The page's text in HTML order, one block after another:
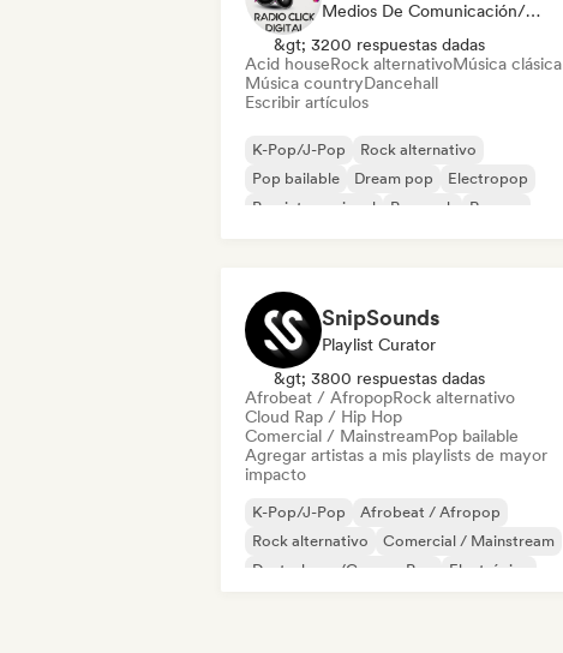
Medios De Comunicación/Periodista
&gt; 3200 respuestas dadas
Acid houseRock alternativoMúsica clásica
Música countryDancehall
Escribir artículos
K-Pop/J-Pop
Rock alternativo
Pop bailable
Dream pop
Electropop
Pop internacional
Pop rock Reggae
SnipSounds
Playlist Curator
&gt; 3800 respuestas dadas
Afrobeat / AfropopRock alternativo
Cloud Rap / Hip Hop
Comercial / MainstreamPop bailable
Agregar artistas a mis playlists de mayor
impacto
K-Pop/J-Pop
Afrobeat / Afropop
Rock alternativo
Comercial / Mainstream
Deutschpop/German Pop
Electrónica